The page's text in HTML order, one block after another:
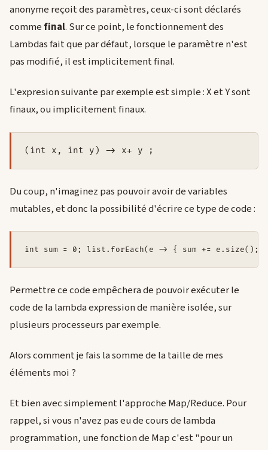
anonyme reçoit des paramètres, ceux-ci sont déclarés
commefinal. Sur ce point, le fonctionnement des
Lambdas fait que par défaut, lorsque le paramètre n'est
pas modifié, il est implicitement final.
L'expresion suivante par exemple est simple : X et Y sont
finaux, ou implicitement finaux.
(int x, int y) -> x+ y ;
Du coup, n'imaginez pas pouvoir avoir de variables
mutables, et donc la possibilité d'écrire ce type de code :
int sum = 0; list.forEach(e -> { sum += e.size();
Permettre ce code empêchera de pouvoir exécuter le
code de la lambda expression de manière isolée, sur
plusieurs processeurs par exemple.
Alors comment je fais la somme de la taille de mes
éléments moi ?
Et bien avec simplement l'approche Map/Reduce. Pour
rappel, si vous n'avez pas eu de cours de lambda
programmation, une fonction de Map c'est "pour un